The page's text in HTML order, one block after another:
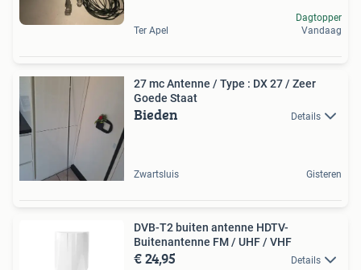
Ter Apel
Dagtopper
Vandaag
27 mc Antenne / Type : DX 27 / Zeer
Goede Staat
Bieden Details
Zwartsluis Gisteren
DVB-T2 buiten antenne HDTV-
Buitenantenne FM / UHF / VHF
€ 24,95 Details